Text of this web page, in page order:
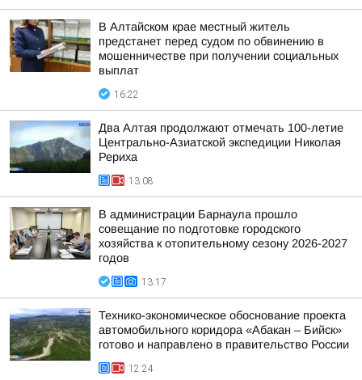
В Алтайском крае местный житель
предстанет перед судом по обвинению в
мошенничестве при получении социальных
выплат
16:22
Два Алтая продолжают отмечать 100-летие
Центрально-Азиатской экспедиции Николая
Рериха
13:08
В администрации Барнаула прошло
совещание по подготовке городского
хозяйства к отопительному сезону 2026-2027
годов
13:17
Технико-экономическое обоснование проекта
автомобильного коридора «Абакан – Бийск»
готово и направлено в правительство России
12:24